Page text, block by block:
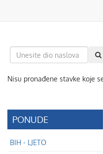
Unesite
dio
naslova
Nisu pronađene stavke koje
PONUDE
BIH - LJETO